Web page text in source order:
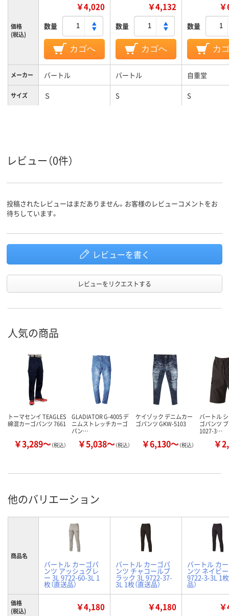
価格
(税込)
￥4,020
数量
カゴへ
￥4,132
数量
カゴへ
数量
カ
メーカー バートル バートル 自重堂
サイズ Ｓ S S
レビュー（0件）
投稿されたレビューはまだありません。お客様のレビューコメントをお
待ちしています。
レビューを書く
レビューをリクエストする
人気の商品
トーマセンイ TEAGLES
綿混カーゴパンツ 7661
￥3,289～（税込）
GLADIATOR G-4005 デ
ニムストレッチカーゴ
パン…
￥5,038～（税込）
ケイゾック デニムカー
ゴパンツ GKW-5103
￥6,130～（税込）
バートル
ゴパンツ
1027-3…
￥
他のバリエーション
商品名
バートル カーゴパ
ンツ アッシュグレ
ー 3L 9722-60-3L 1
枚（直送品）
バートル カーゴパ
ンツ チャコールブ
ラック 3L 9722-37-
3L 1枚（直送品）
バートル カ
ンツ ネイビ
9722-3-3L 1枚
品）
価格
(税込)
￥4,180 ￥4,180